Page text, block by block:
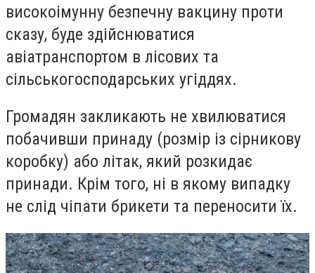
високоімунну безпечну вакцину проти
сказу, буде здійснюватися
авіатранспортом в лісових та
сільськогосподарських угіддях.
Громадян закликають не хвилюватися
побачивши принаду (розмір із сірникову
коробку) або літак, який розкидає
принади. Крім того, ні в якому випадку
не слід чіпати брикети та переносити їх.